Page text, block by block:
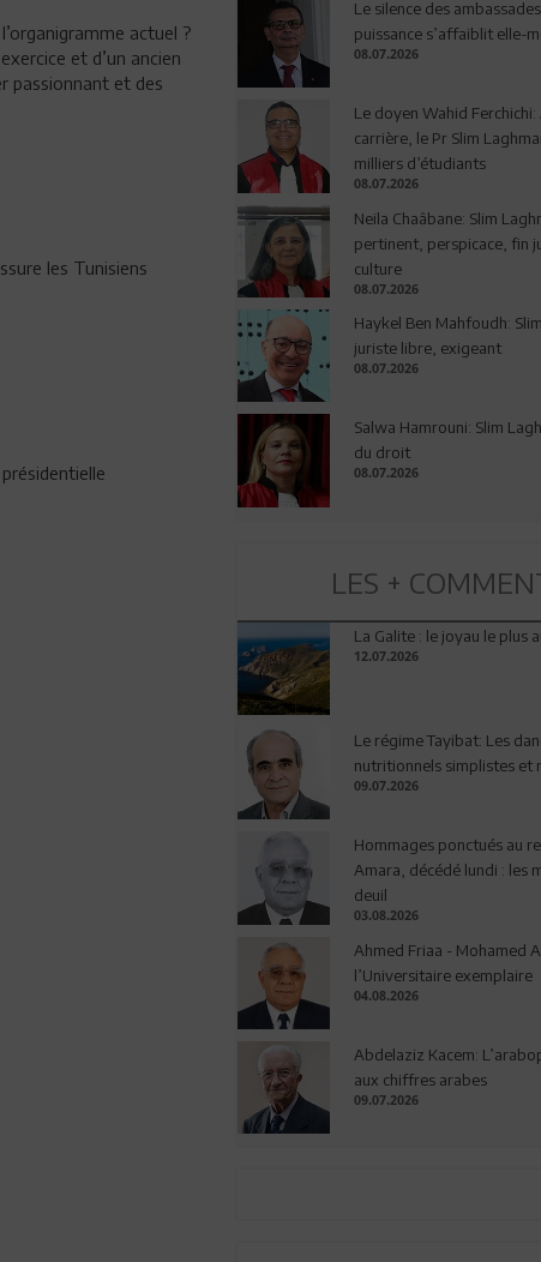
actuel ?
et d’un ancien
passionnant et des
les Tunisiens
Le silence des
puissance s’affaiblit elle-
08.07.2026
Le doyen Wahid
carrière, le Pr Slim
milliers d’étudiants
08.07.2026
Neila Chaâbane: Slim
pertinent, perspicace, fin
culture
08.07.2026
Haykel Ben Mahfoudh:
juriste libre, exigeant
08.07.2026
Salwa Hamrouni: Slim
du droit
08.07.2026
LES +
La Galite : le joyau le plus
12.07.2026
Le régime Tayibat: Les
nutritionnels simplistes et
09.07.2026
Hommages ponctués au
Amara, décédé lundi : les
deuil
03.08.2026
Ahmed Friaa - Mohamed
l’Universitaire exemplaire
04.08.2026
Abdelaziz Kacem:
aux chiffres arabes
09.07.2026